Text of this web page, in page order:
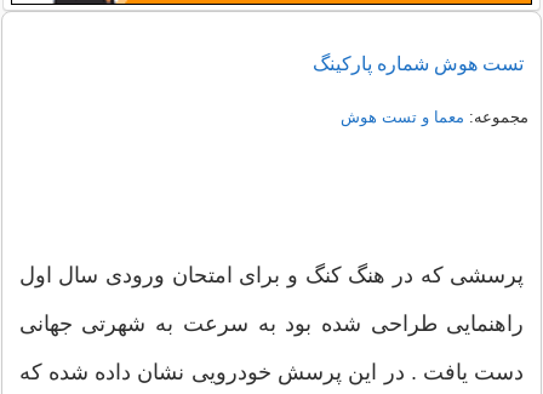
تست هوش شماره پارکینگ
مجموعه: معما و تست هوش
پرسشی که در هنگ کنگ و برای امتحان ورودی سال اول
راهنمایی طراحی شده بود به سرعت به شهرتی جهانی
دست یافت . در این پرسش خودرویی نشان داده شده که